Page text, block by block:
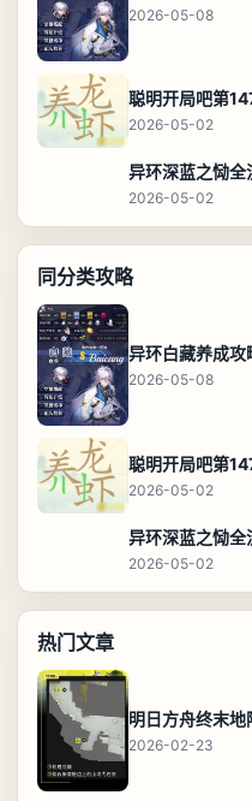
2026-05-08
2026-05-02
异环深蓝之恸全
2026-05-02
同分类攻略
2026-05-08
2026-05-02
异环深蓝之恸全
2026-05-02
热门文章
2026-02-23